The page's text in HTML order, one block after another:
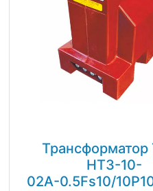
НТЗ-10-
02А-0.5Fs10/